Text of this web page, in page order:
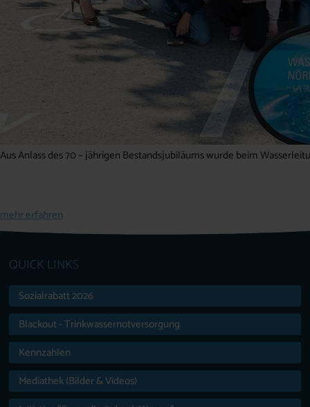
Aus Anlass des 70 – jährigen Bestandsjubiläums wurde beim
mehr erfahren
QUICK LINKS
Sozialrabatt 2026
Blackout - Trinkwassernotversorgung
Kennzahlen
Mediathek (Bilder & Videos)